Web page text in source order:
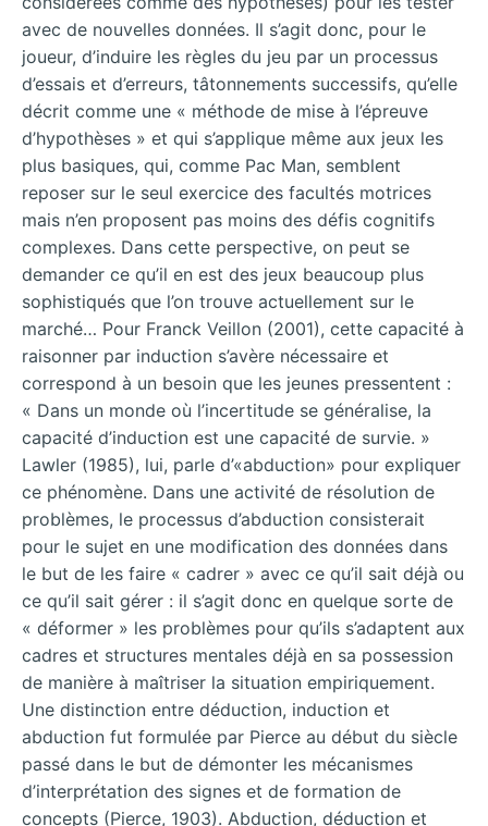
avec de nouvelles données. Il s’agit donc, pour le
joueur, d’induire les règles du jeu par un processus
d’essais et d’erreurs, tâtonnements successifs, qu’elle
décrit comme une « méthode de mise à l’épreuve
d’hypothèses » et qui s’applique même aux jeux les
plus basiques, qui, comme Pac Man, semblent
reposer sur le seul exercice des facultés motrices
mais n’en proposent pas moins des défis cognitifs
complexes. Dans cette perspective, on peut se
demander ce qu’il en est des jeux beaucoup plus
sophistiqués que l’on trouve actuellement sur le
marché… Pour Franck Veillon (2001), cette capacité à
raisonner par induction s’avère nécessaire et
correspond à un besoin que les jeunes pressentent :
« Dans un monde où l’incertitude se généralise, la
capacité d’induction est une capacité de survie. »
Lawler (1985), lui, parle d’«abduction» pour expliquer
ce phénomène. Dans une activité de résolution de
problèmes, le processus d’abduction consisterait
pour le sujet en une modification des données dans
le but de les faire « cadrer » avec ce qu’il sait déjà ou
ce qu’il sait gérer : il s’agit donc en quelque sorte de
« déformer » les problèmes pour qu’ils s’adaptent aux
cadres et structures mentales déjà en sa possession
de manière à maîtriser la situation empiriquement.
Une distinction entre déduction, induction et
abduction fut formulée par Pierce au début du siècle
passé dans le but de démonter les mécanismes
d’interprétation des signes et de formation de
concepts (Pierce, 1903). Abduction, déduction et